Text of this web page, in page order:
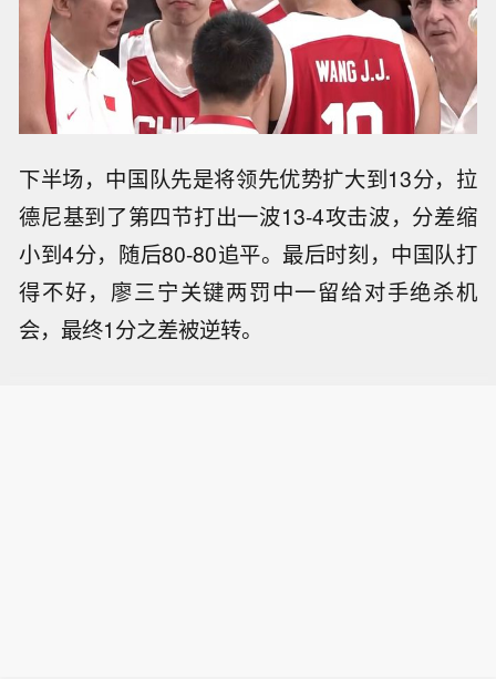
下半场，中国队先是将领先优势扩大到13分，拉
德尼基到了第四节打出一波13-4攻击波，分差缩
小到4分，随后80-80追平。最后时刻，中国队打
得不好，廖三宁关键两罚中一留给对手绝杀机
会，最终1分之差被逆转。